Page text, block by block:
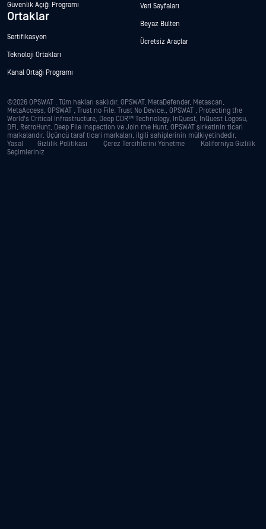
Güvenlik Açığı Programı
Ortaklar
Sertifikasyon
Teknoloji Ortakları
Kanal Ortağı Programı
Veri Sayfaları
Beyaz Bülten
Ücretsiz Araçlar
©2026 OPSWAT . Tüm hakları saklıdır. OPSWAT, MetaDefender, Metascan,
MetaAccess, OPSWAT , Trust no File. Trust No Device., OPSWAT , Protecting the
World's Critical Infrastructure, Deep CDR™ Technology, InQuest, InQuest Logosu,
DFI, RetroHunt, Deep File Inspection ve Join the Hunt, OPSWAT şirketinin ticari
markalarıdır. Üçüncü taraf ticari markaları, ilgili sahiplerinin mülkiyetindedir.
Yasal
Gizlilik Politikası Çerez Tercihlerini Yönetme
Kaliforniya Gizlilik
Seçimleriniz